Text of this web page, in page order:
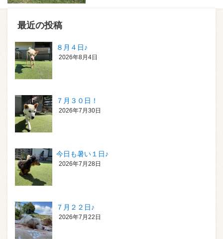
最近の投稿
８月４日♪
2026年8月4日
７月３０日！
2026年7月30日
今日も暑い１日♪
2026年7月28日
７月２２日♪
2026年7月22日